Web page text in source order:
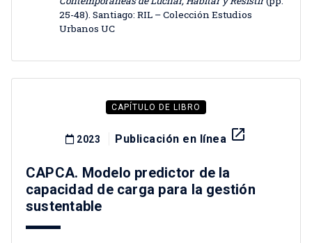
25-48). Santiago: RIL – Colección Estudios
Urbanos UC
CAPÍTULO DE LIBRO
2023 Publicación en línea launch
CAPCA. Modelo predictor de la
capacidad de carga para la gestión
sustentable